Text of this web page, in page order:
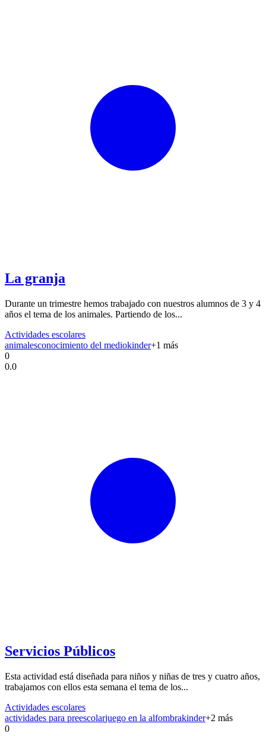
La granja
Durante un trimestre hemos trabajado con nuestros alumnos de 3 y 4
años el tema de los animales. Partiendo de los...
Actividades escolares
animalesconocimiento del mediokinder+1 más
0
0.0
Servicios Públicos
Esta actividad está diseñada para niños y niñas de tres y cuatro años,
trabajamos con ellos esta semana el tema de los...
Actividades escolares
actividades para preescolarjuego en la alfombrakinder+2 más
0